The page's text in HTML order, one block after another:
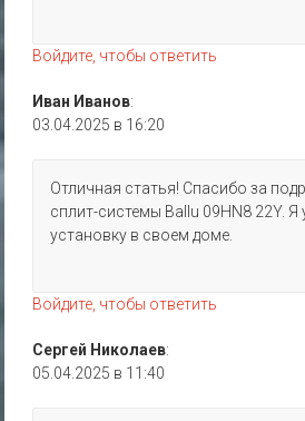
Войдите, чтобы ответить
Иван Иванов:
03.04.2025 в 16:20
Отличная статья! Спасибо за
сплит-системы Ballu 09HN8 22Y.
установку в своем доме.
Войдите, чтобы ответить
Сергей Николаев:
05.04.2025 в 11:40